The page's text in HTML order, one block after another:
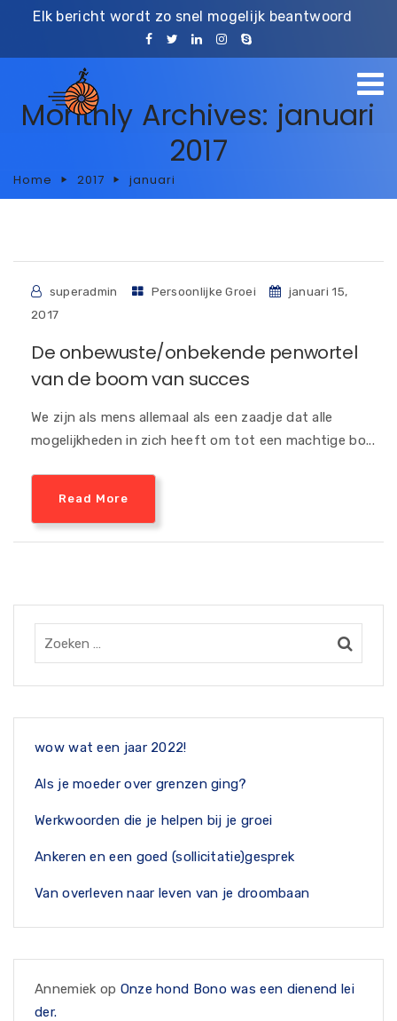
Elk bericht wordt zo snel mogelijk beantwoord
Monthly Archives: januari
2017
Home 2017 januari
superadmin Persoonlijke Groei
januari 15,
2017
De onbewuste/onbekende penwortel
van de boom van succes
We zijn als mens allemaal als een zaadje dat alle
mogelijkheden in zich heeft om tot een machtige bo...
Read More
wow wat een jaar 2022!
Als je moeder over grenzen ging?
Werkwoorden die je helpen bij je groei
Ankeren en een goed (sollicitatie)gesprek
Van overleven naar leven van je droombaan
Annemiek op Onze hond Bono was een dienend lei
der.